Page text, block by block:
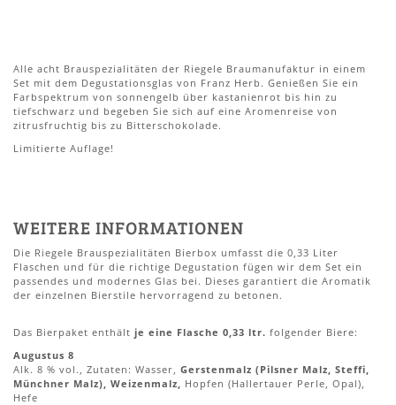
Alle acht Brauspezialitäten der Riegele Braumanufaktur in einem
Set mit dem Degustationsglas von Franz Herb. Genießen Sie ein
Farbspektrum von sonnengelb über kastanienrot bis hin zu
tiefschwarz und begeben Sie sich auf eine Aromenreise von
zitrusfruchtig bis zu Bitterschokolade.
Limitierte Auflage!
WEITERE INFORMATIONEN
Die Riegele Brauspezialitäten Bierbox umfasst die 0,33 Liter
Flaschen und für die richtige Degustation fügen wir dem Set ein
passendes und modernes Glas bei. Dieses garantiert die Aromatik
der einzelnen Bierstile hervorragend zu betonen.
Das Bierpaket enthält je eine Flasche 0,33 ltr. folgender Biere:
Augustus 8
Alk. 8 % vol., Zutaten: Wasser, Gerstenmalz (Pilsner Malz, Steffi,
Münchner Malz), Weizenmalz,
Hopfen (Hallertauer Perle, Opal),
Hefe